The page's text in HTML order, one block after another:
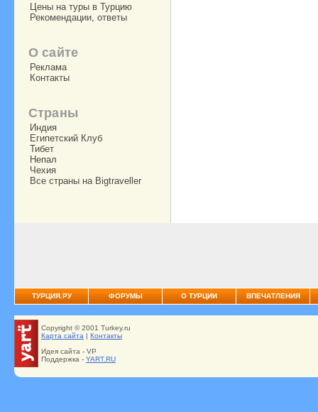
Цены на туры в Турцию
Рекомендации, ответы
О сайте
Реклама
Контакты
Страны
Индия
Египетский Клуб
Тибет
Непал
Чехия
Все страны на Bigtraveller
ТУРЦИЯ.РУ ФОРУМЫ О ТУРЦИИ ВПЕЧАТЛЕНИЯ
Copyright © 2001 Turkey.ru
Карта сайта | Контакты
Идея сайта - VP
Поддержка - YART.RU